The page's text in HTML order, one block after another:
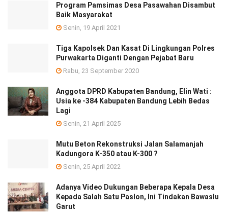
Program Pamsimas Desa Pasawahan Disambut
Baik Masyarakat
Senin, 19 April 2021
Tiga Kapolsek Dan Kasat Di Lingkungan Polres
Purwakarta Diganti Dengan Pejabat Baru
Rabu, 23 September 2020
Anggota DPRD Kabupaten Bandung, Elin Wati :
Usia ke -384 Kabupaten Bandung Lebih Bedas
Lagi
Senin, 21 April 2025
Mutu Beton Rekonstruksi Jalan Salamanjah
Kadungora K-350 atau K-300 ?
Senin, 25 April 2022
Adanya Video Dukungan Beberapa Kepala Desa
Kepada Salah Satu Paslon, Ini Tindakan Bawaslu
Garut